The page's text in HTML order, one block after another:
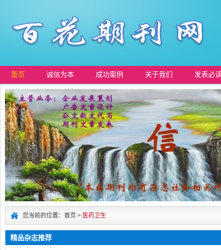
首页 诚信为本 成功案例 关于我们 发表必
您当前的位置：首页 > 医药卫生
精品杂志推荐